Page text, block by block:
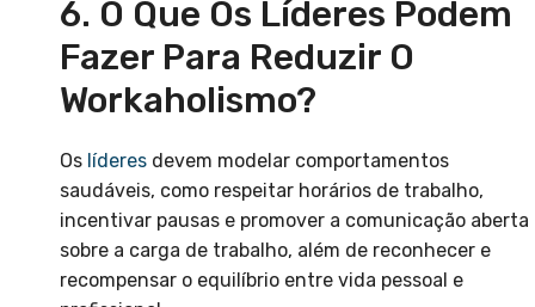
6. O Que Os Líderes Podem
Fazer Para Reduzir O
Workaholismo?
Os líderes devem modelar comportamentos
saudáveis, como respeitar horários de trabalho,
incentivar pausas e promover a comunicação aberta
sobre a carga de trabalho, além de reconhecer e
recompensar o equilíbrio entre vida pessoal e